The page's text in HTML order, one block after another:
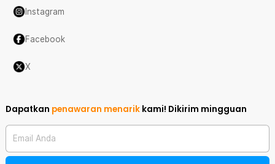
Instagram
Facebook
X
Dapatkan penawaran menarik kami! Dikirim mingguan
Email Anda